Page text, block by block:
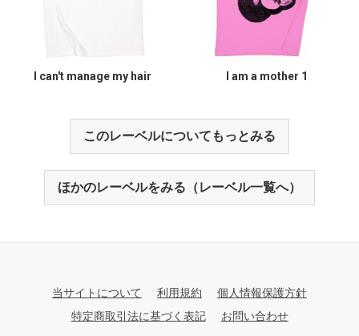
I can't manage my hair I am a mother 1
このレーベルについてもっとみる
ほかのレーベルをみる（レーベル一覧へ）
当サイトについて 利用規約
個人情報保護方針
特定商取引法に基づく表記
お問い合わせ